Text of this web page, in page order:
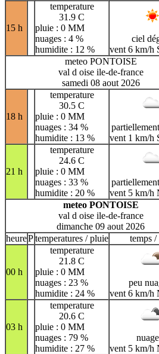
15 h
temperature
31.9 C
pluie : 0 MM
nuages : 4 %
humidite : 12 %
ciel
vent 6 km/h
meteo PONTOISE
val d oise ile-de-france
samedi 08 aout 2026
18 h
temperature
30.5 C
pluie : 0 MM
nuages : 34 %
humidite : 13 %
vent 1 km/h
21 h
temperature
24.6 C
pluie : 0 MM
nuages : 33 %
humidite : 20 %
vent 5 km/h
meteo PONTOISE
val d oise ile-de-france
dimanche 09 aout 2026
heurePtemperatures / pluie temps /
00 h
temperature
21.8 C
pluie : 0 MM
nuages : 23 %
humidite : 24 %
peu
vent 6 km/h
03 h
temperature
20.6 C
pluie : 0 MM
nuages : 79 %
humidite : 27 %
vent 5 km/h